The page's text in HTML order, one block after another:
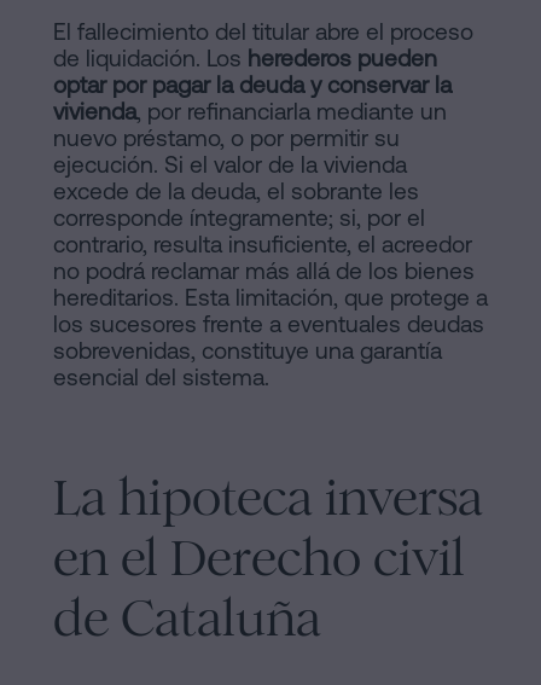
El fallecimiento del titular abre el proceso
de liquidación. Los herederos pueden
optar por pagar la deuda y conservar la
vivienda, por refinanciarla mediante un
nuevo préstamo, o por permitir su
ejecución. Si el valor de la vivienda
excede de la deuda, el sobrante les
corresponde íntegramente; si, por el
contrario, resulta insuficiente, el acreedor
no podrá reclamar más allá de los bienes
hereditarios. Esta limitación, que protege a
los sucesores frente a eventuales deudas
sobrevenidas, constituye una garantía
esencial del sistema.
La hipoteca inversa
en el Derecho civil
de Cataluña